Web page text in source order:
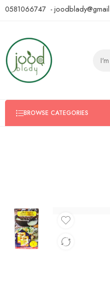
0581066747 -
BROWSE CATEGORIES